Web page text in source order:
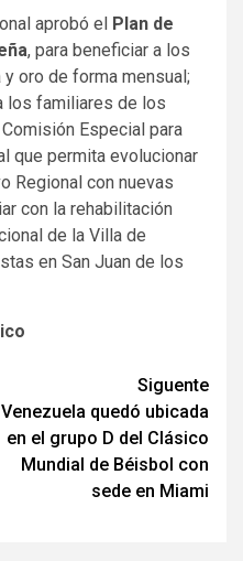
aprobó el Plan de
, para beneficiar a los
oro de forma mensual;
los familiares de los
Especial para
que permita evolucionar
Regional con nuevas
con la rehabilitación
de la Villa de
en San Juan de los
Siguente
Venezuela quedó ubicada
en el grupo D del Clásico
Mundial de Béisbol con
sede en Miami